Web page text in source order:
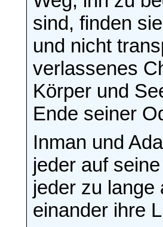
sind, finden
und nicht
verlassenes
Körper und
Ende seiner
Inman und
jeder auf
jeder zu lange
einander ihre